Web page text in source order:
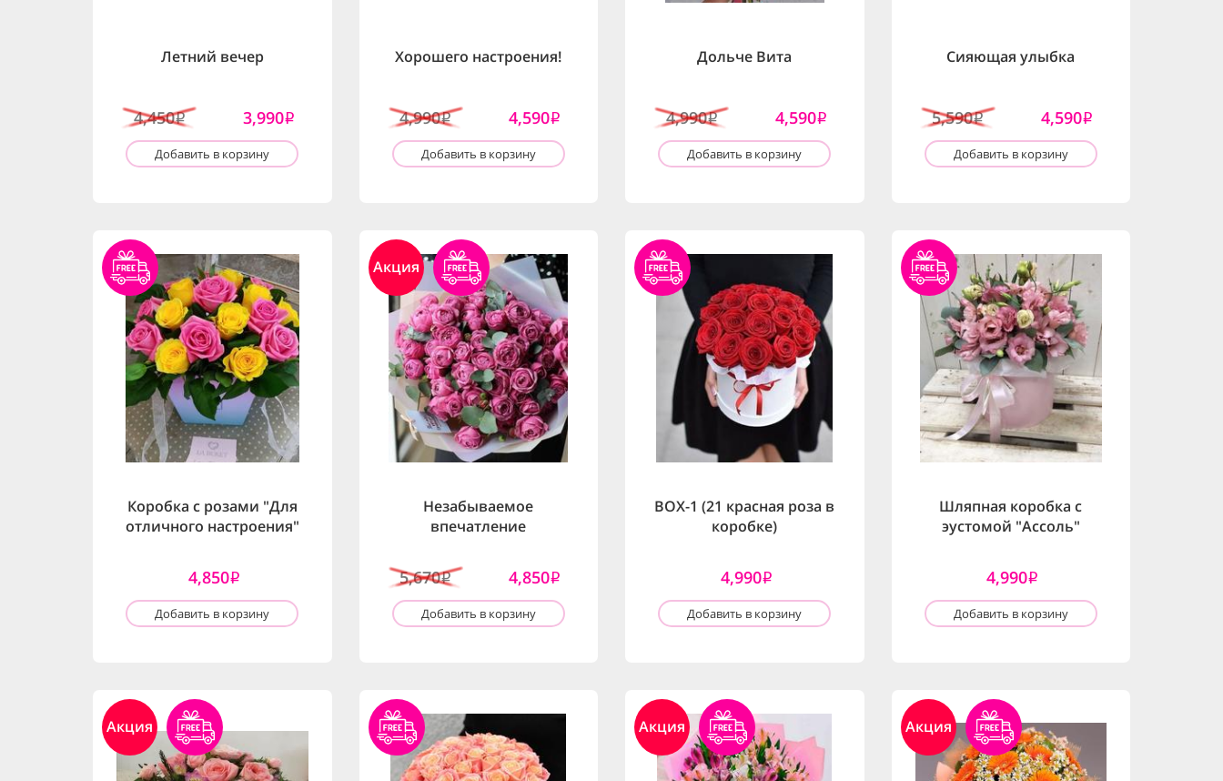
Летний вечер
4,450i 3,990i
Добавить в корзину
Хорошего настроения!
4,990i 4,590i
Добавить в корзину
Дольче Вита
4,990i 4,590i
Добавить в корзину
Сияющая улыбка
5,590i 4,590i
Добавить в корзину
Коробка с розами "Для
отличного настроения"
4,850i
Добавить в корзину
Акция
Незабываемое
впечатление
5,670i 4,850i
Добавить в корзину
BOX-1 (21 красная роза в
коробке)
4,990i
Добавить в корзину
Шляпная коробка с
эустомой "Ассоль"
4,990i
Добавить в корзину
Акция Акция Акция